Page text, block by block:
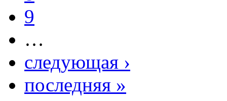
9
…
следующая ›
последняя »